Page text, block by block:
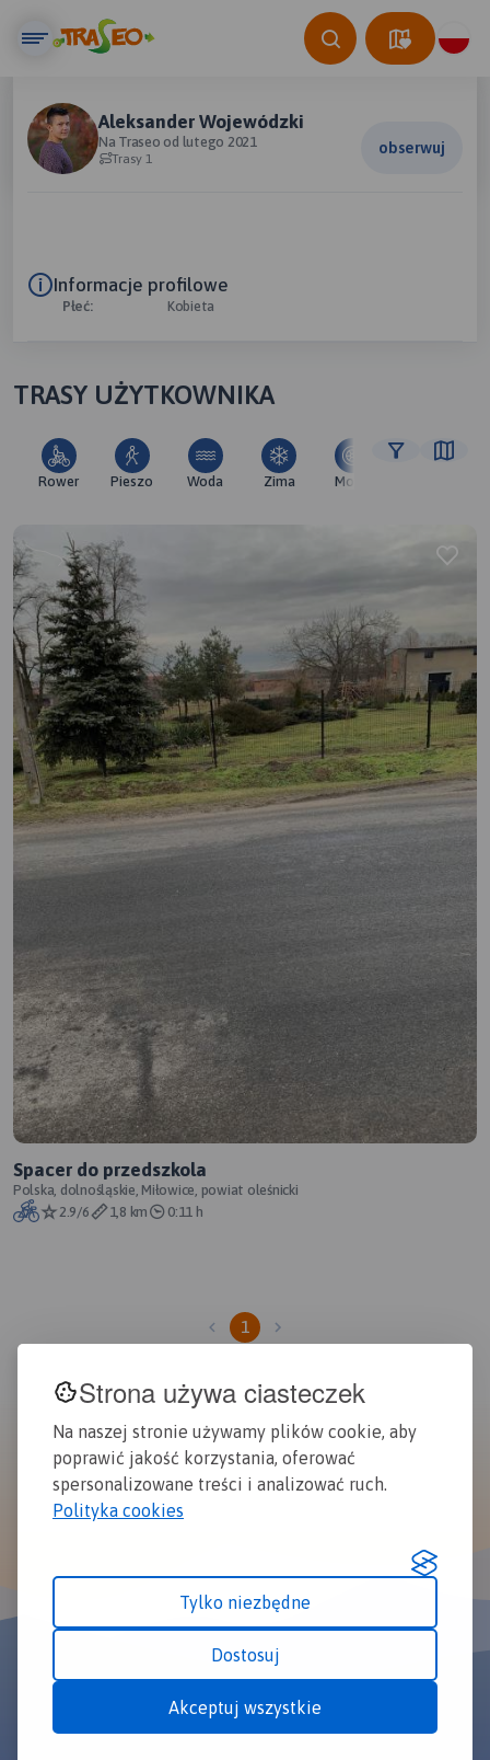
Strona używa ciasteczek
Na naszej stronie używamy plików cookie, aby
poprawić jakość korzystania, oferować
spersonalizowane treści i analizować ruch.
Polityka cookies
Tylko niezbędne
Dostosuj
Akceptuj wszystkie
Aleksander Wojewódzki
Na Traseo od lutego 2021
Trasy 1
obserwuj
Informacje profilowe
Płeć: Kobieta
TRASY UŻYTKOWNIKA
Rower Pieszo Woda Zima Moto
Spacer do przedszkola
Polska, dolnośląskie, Miłowice, powiat oleśnicki
2.9/6
1,8 km 0:11 h
1